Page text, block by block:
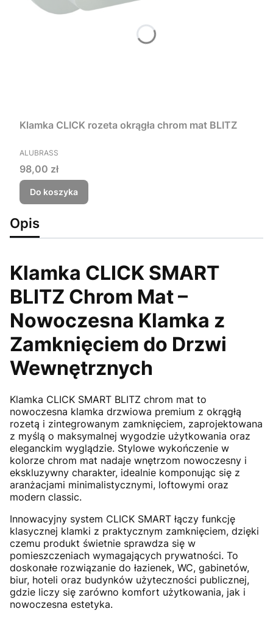
Klamka CLICK rozeta okrągła chrom mat BLITZ
PRODUCENT
ALUBRASS
Cena
98,00 zł
Do koszyka
Opis
Klamka CLICK SMART
BLITZ Chrom Mat –
Nowoczesna Klamka z
Zamknięciem do Drzwi
Wewnętrznych
Klamka CLICK SMART BLITZ chrom mat to
nowoczesna klamka drzwiowa premium z okrągłą
rozetą i zintegrowanym zamknięciem, zaprojektowana
z myślą o maksymalnej wygodzie użytkowania oraz
eleganckim wyglądzie. Stylowe wykończenie w
kolorze chrom mat nadaje wnętrzom nowoczesny i
ekskluzywny charakter, idealnie komponując się z
aranżacjami minimalistycznymi, loftowymi oraz
modern classic.
Innowacyjny system CLICK SMART łączy funkcję
klasycznej klamki z praktycznym zamknięciem, dzięki
czemu produkt świetnie sprawdza się w
pomieszczeniach wymagających prywatności. To
doskonałe rozwiązanie do łazienek, WC, gabinetów,
biur, hoteli oraz budynków użyteczności publicznej,
gdzie liczy się zarówno komfort użytkowania, jak i
nowoczesna estetyka.